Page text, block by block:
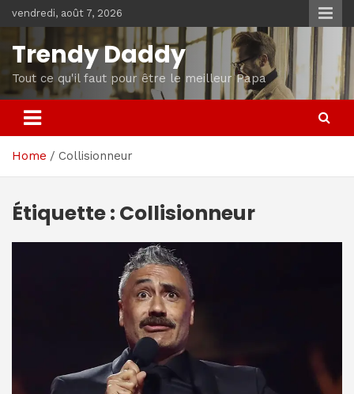
to
content
vendredi, août 7, 2026
Trendy Daddy
Tout ce qu'il faut pour être le meilleur Papa
Home Collisionneur
Étiquette : Collisionneur